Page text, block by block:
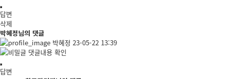
답변
삭제
박혜정님의 댓글
박혜정 23-05-22 13:39
댓글내용 확인
답변